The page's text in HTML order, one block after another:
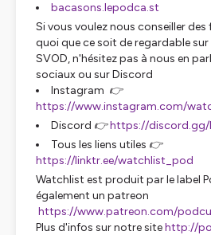
bacasons.lepodca.st
Si vous voulez nous conseiller des
quoi que ce soit de regardable
SVOD, n'hésitez pas à nous en
sociaux ou sur Discord
Instagram 👉
https://www.instagram.com/
Discord 👉https://discord.gg/
Tous les liens utiles 👉
https://linktr.ee/watchlist_pod
Watchlist est produit par le label
également un patreon
https://www.patreon.com/
Plus d'infos sur notre sitehttp://